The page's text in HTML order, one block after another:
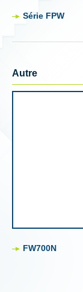
Série FPW
Autre
FW700N